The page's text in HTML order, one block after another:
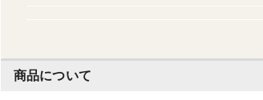
商品について